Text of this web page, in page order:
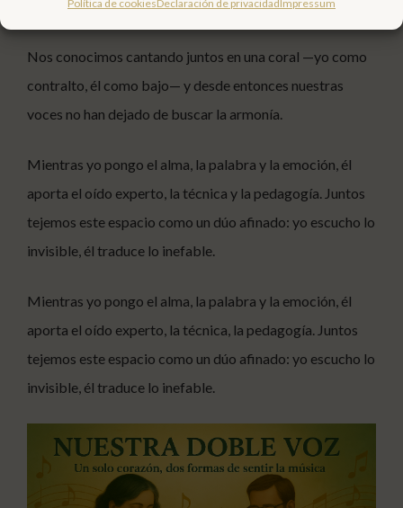
Política de cookiesDeclaración de privacidadImpressum
como su amor por tocar.
Nos conocimos cantando juntos en una coral —yo como
contralto, él como bajo— y desde entonces nuestras
voces no han dejado de buscar la armonía.
Mientras yo pongo el alma, la palabra y la emoción, él
aporta el oído experto, la técnica y la pedagogía. Juntos
tejemos este espacio como un dúo afinado: yo escucho lo
invisible, él traduce lo inefable.
Mientras yo pongo el alma, la palabra y la emoción, él
aporta el oído experto, la técnica, la pedagogía. Juntos
tejemos este espacio como un dúo afinado: yo escucho lo
invisible, él traduce lo inefable.